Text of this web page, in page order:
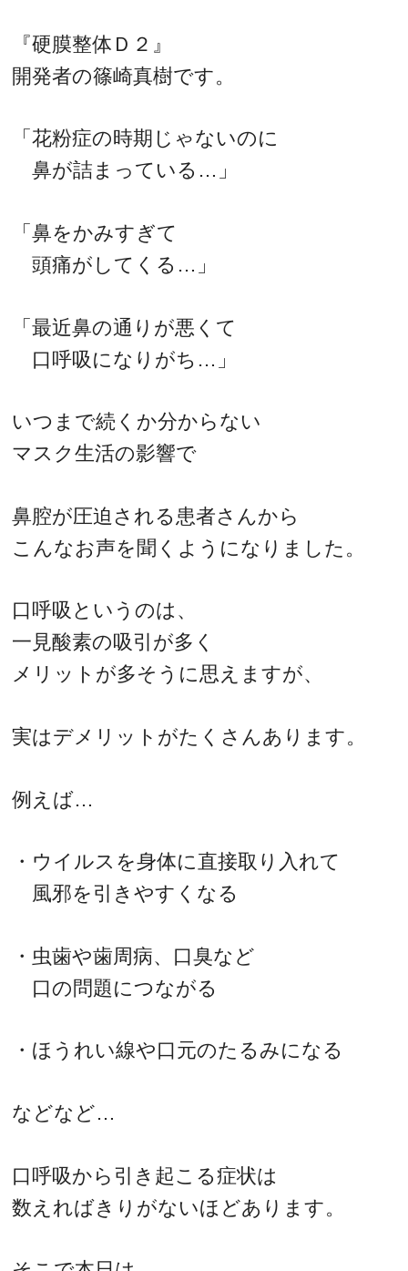
『硬膜整体Ｄ２』
開発者の篠崎真樹です。
「花粉症の時期じゃないのに
鼻が詰まっている…」
「鼻をかみすぎて
頭痛がしてくる…」
「最近鼻の通りが悪くて
口呼吸になりがち…」
いつまで続くか分からない
マスク生活の影響で
鼻腔が圧迫される患者さんから
こんなお声を聞くようになりました。
口呼吸というのは、
一見酸素の吸引が多く
メリットが多そうに思えますが、
実はデメリットがたくさんあります。
例えば…
・ウイルスを身体に直接取り入れて
風邪を引きやすくなる
・虫歯や歯周病、口臭など
口の問題につながる
・ほうれい線や口元のたるみになる
などなど…
口呼吸から引き起こる症状は
数えればきりがないほどあります。